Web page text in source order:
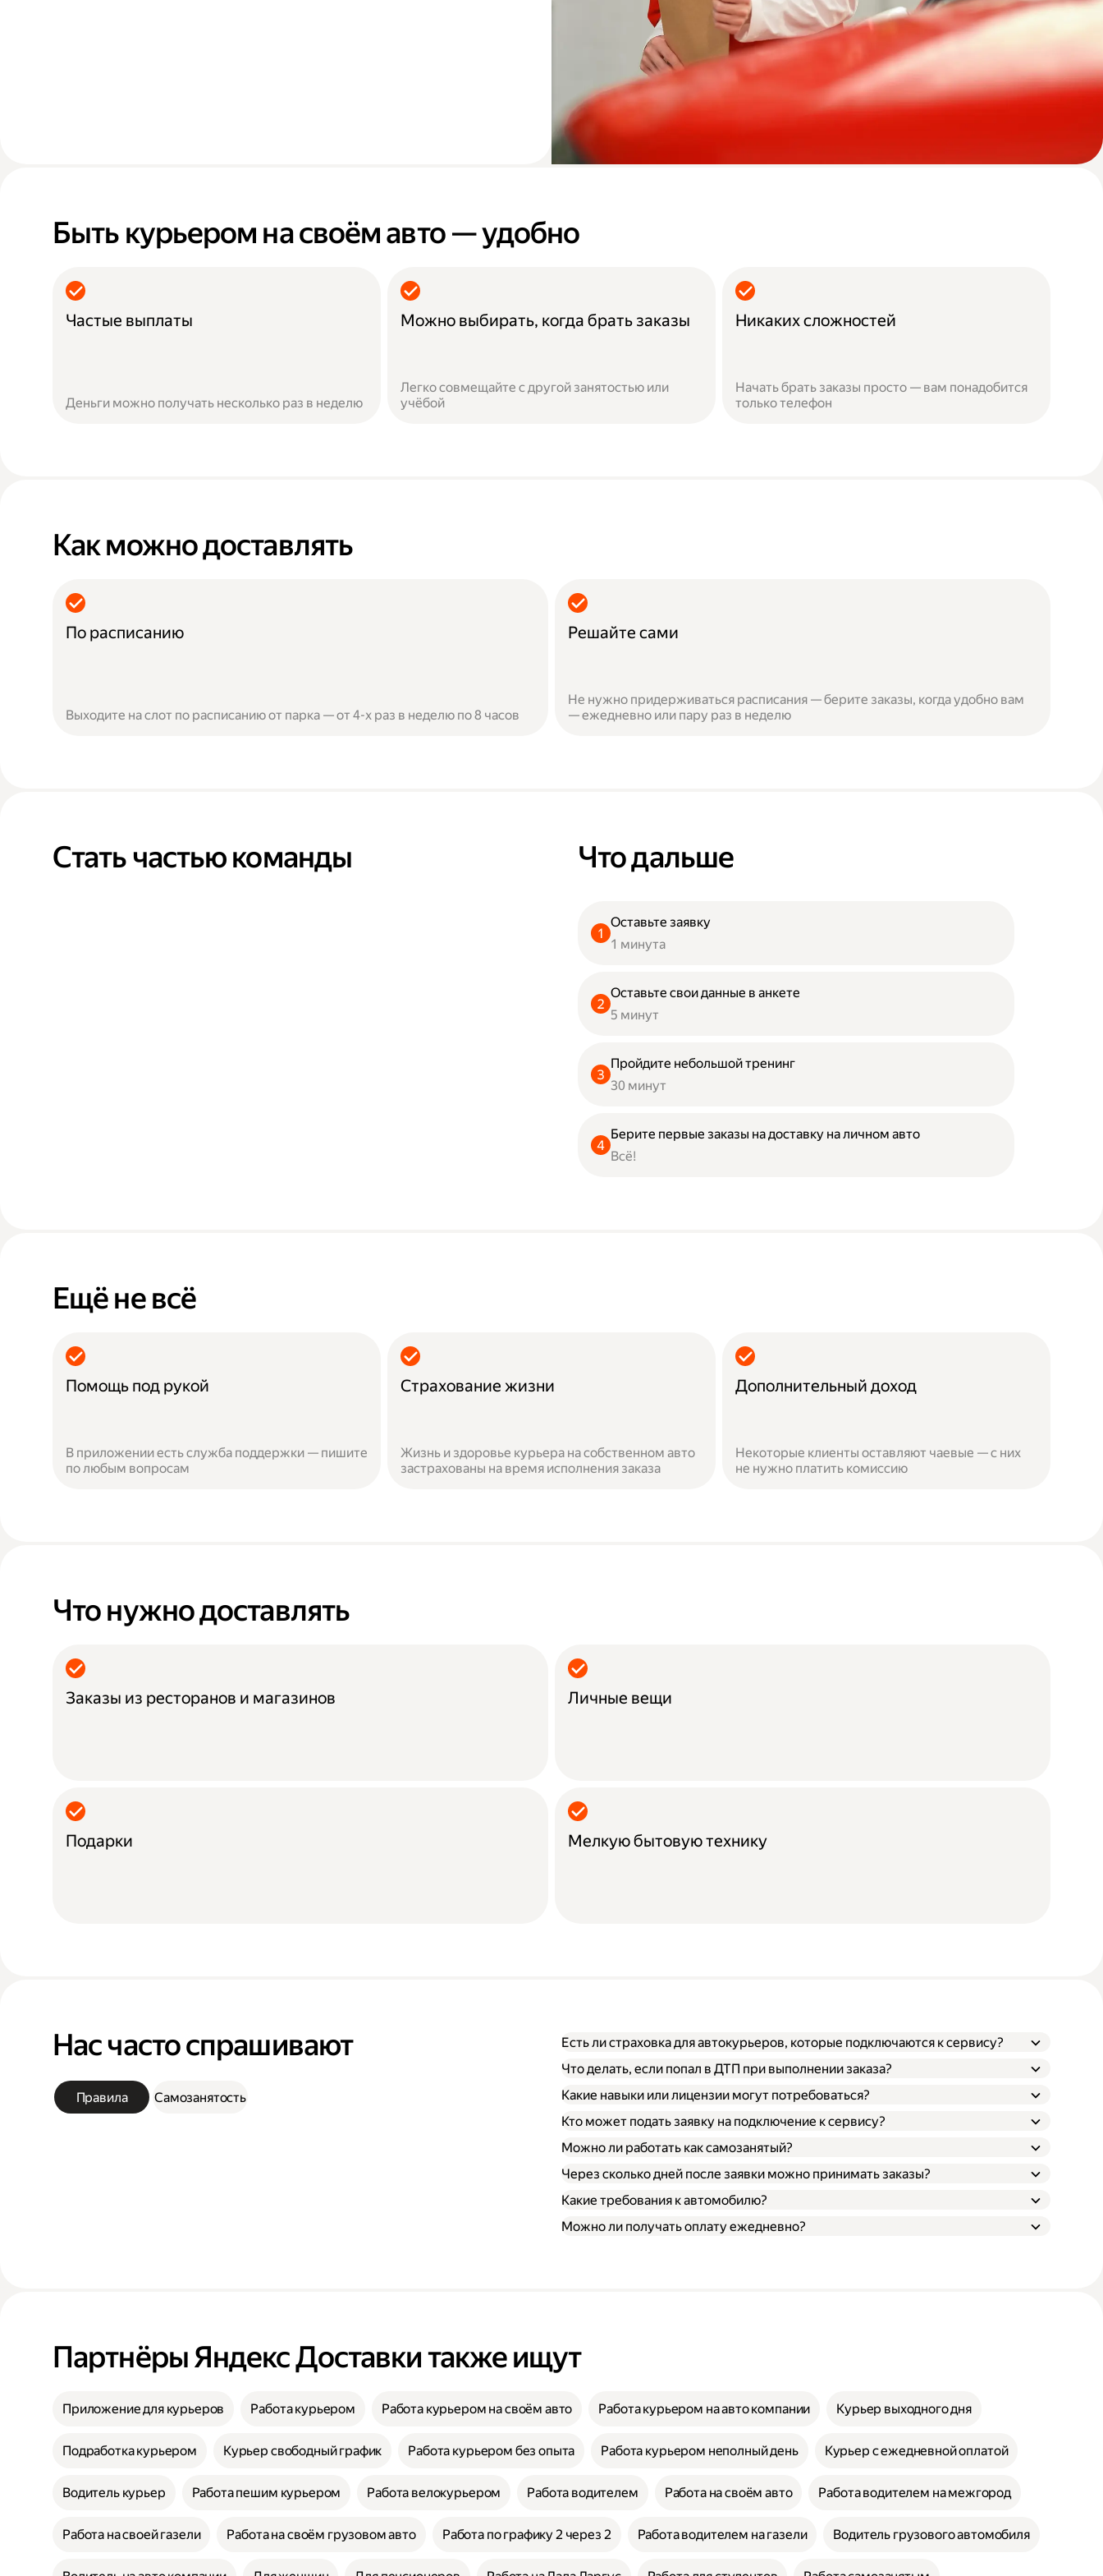
Быть курьером на своём авто — удобно
Частые выплаты
Деньги можно получать несколько раз в неделю
Можно выбирать, когда брать заказы
Легко совмещайте с другой занятостью или
учёбой
Никаких сложностей
Начать брать заказы просто — вам понадобится
только телефон
Как можно доставлять
По расписанию
Выходите на слот по расписанию от парка — от 4-х раз в неделю по 8 часов
Решайте сами
Не нужно придерживаться расписания — берите заказы, когда удобно вам
— ежедневно или пару раз в неделю
Стать частью команды Что дальше
Оставьте заявку
1 минута
Оставьте свои данные в анкете
5 минут
Пройдите небольшой тренинг
30 минут
Берите первые заказы на доставку на личном авто
Всё!
Ещё не всё
Помощь под рукой
В приложении есть служба поддержки — пишите
по любым вопросам
Страхование жизни
Жизнь и здоровье курьера на собственном авто
застрахованы на время исполнения заказа
Дополнительный доход
Некоторые клиенты оставляют чаевые — с них
не нужно платить комиссию
Что нужно доставлять
Заказы из ресторанов и магазинов Личные вещи
Подарки Мелкую бытовую технику
Нас часто спрашивают
Правила Самозанятость
Есть ли страховка для автокурьеров, которые подключаются к сервису?
Что делать, если попал в ДТП при выполнении заказа?
Какие навыки или лицензии могут потребоваться?
Кто может подать заявку на подключение к сервису?
Можно ли работать как самозанятый?
Через сколько дней после заявки можно принимать заказы?
Какие требования к автомобилю?
Можно ли получать оплату ежедневно?
Партнёры Яндекс Доставки также ищут
Приложение для курьеров Работа курьером Работа курьером на своём авто Работа курьером на авто компании Курьер выходного дня
Подработка курьером Курьер свободный график Работа курьером без опыта Работа курьером неполный день Курьер с ежедневной оплатой
Водитель курьер Работа пешим курьером Работа велокурьером Работа водителем Работа на своём авто Работа водителем на межгород
Работа на своей газели Работа на своём грузовом авто Работа по графику 2 через 2 Работа водителем на газели Водитель грузового автомобиля